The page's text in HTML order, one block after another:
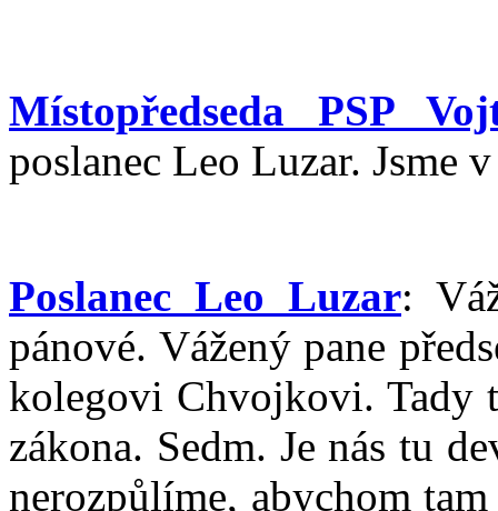
Místopředseda PSP
poslanec Leo Luzar. Jsme
Poslanec Leo Luzar:
pánové. Vážený pane
kolegovi Chvojkovi. Tady
zákona. Sedm. Je nás tu
nerozpůlíme, abychom